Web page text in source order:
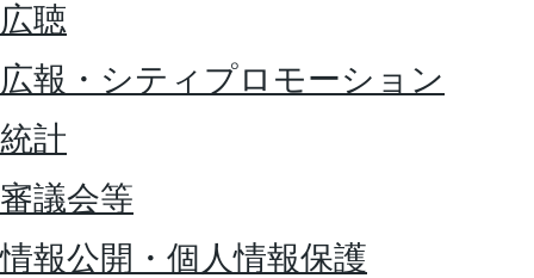
広聴
広報・シティプロモーション
統計
審議会等
情報公開・個人情報保護